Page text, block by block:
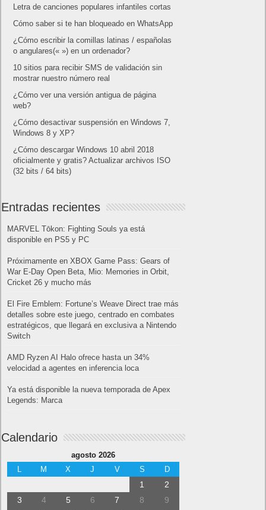
Letra de canciones populares infantiles cortas
Cómo saber si te han bloqueado en WhatsApp
¿Cómo escribir la comillas latinas / españolas
o angulares(« ») en un ordenador?
10 sitios para recibir SMS de validación sin
mostrar nuestro número real
¿Cómo ver una versión antigua de página
web?
¿Cómo desactivar suspensión en Windows 7,
Windows 8 y XP?
¿Cómo descargar Windows 10 abril 2018
oficialmente y gratis? Actualizar archivos ISO
(32 bits / 64 bits)
Entradas recientes
MARVEL Tōkon: Fighting Souls ya está
disponible en PS5 y PC
Próximamente en XBOX Game Pass: Gears of
War E-Day Open Beta, Mio: Memories in Orbit,
Cricket 26 y mucho más
El Fire Emblem: Fortune’s Weave Direct trae más
detalles sobre este juego, centrado en combates
estratégicos, que llegará en exclusiva a Nintendo
Switch
AMD Ryzen AI Halo ofrece hasta un 34%
velocidad a agentes en inferencia loca
Ya está disponible la nueva temporada de Apex
Legends: Marca
Calendario
agosto 2026
L
M X J V S D
1
2
3
4 5 6 7 8
9